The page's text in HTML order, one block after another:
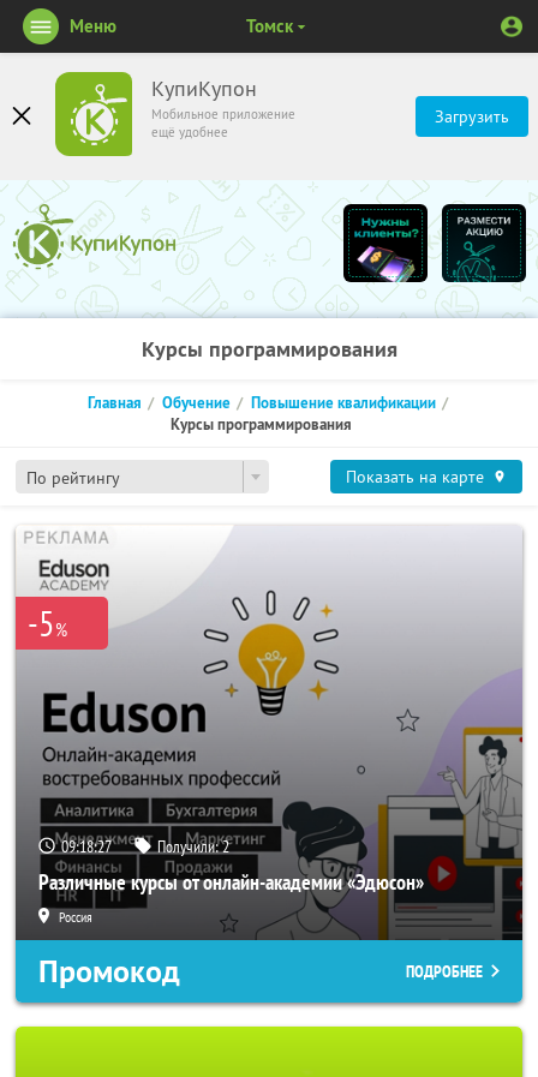
КупиКупон
Мобильное приложение
ещё удобнее
Загрузить
Меню Томск
Курсы программирования
По рейтингу
Главная Обучение
Повышение квалификации
Курсы программирования
Показать на карте
-5%
09:18:27 Получили:2
Различные курсы от онлайн-академии «Эдюсон»
Россия
Промокод ПОДРОБНЕЕ